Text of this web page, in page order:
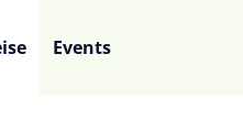
Events